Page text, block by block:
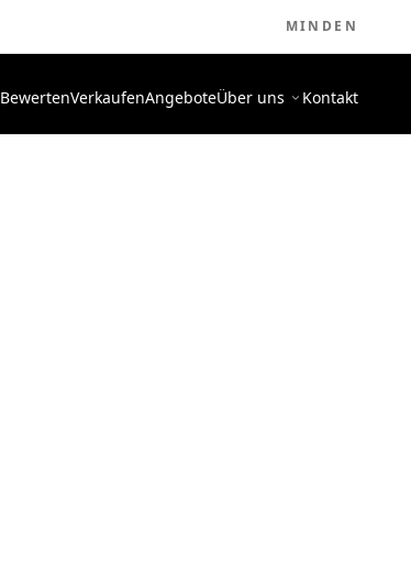
MINDEN
BewertenVerkaufenAngeboteÜber uns Kontakt